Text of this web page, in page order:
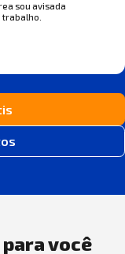
sou avisada
você